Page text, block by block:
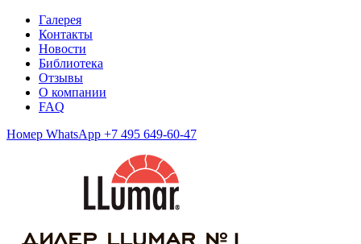
Галерея
Контакты
Новости
Библиотека
Отзывы
О компании
FAQ
Номер WhatsApp +7 495 649-60-47